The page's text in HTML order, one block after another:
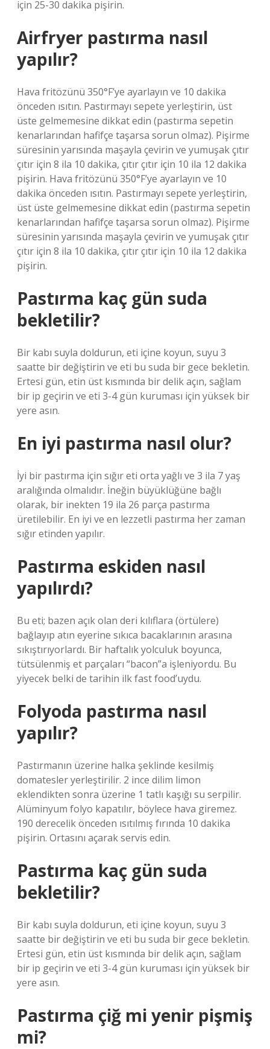
için 25-30 dakika pişirin.
Airfryer pastırma nasıl
yapılır?
Hava fritözünü 350°F’ye ayarlayın ve 10 dakika
önceden ısıtın. Pastırmayı sepete yerleştirin, üst
üste gelmemesine dikkat edin (pastırma sepetin
kenarlarından hafifçe taşarsa sorun olmaz). Pişirme
süresinin yarısında maşayla çevirin ve yumuşak çıtır
çıtır için 8 ila 10 dakika, çıtır çıtır için 10 ila 12 dakika
pişirin. Hava fritözünü 350°F’ye ayarlayın ve 10
dakika önceden ısıtın. Pastırmayı sepete yerleştirin,
üst üste gelmemesine dikkat edin (pastırma sepetin
kenarlarından hafifçe taşarsa sorun olmaz). Pişirme
süresinin yarısında maşayla çevirin ve yumuşak çıtır
çıtır için 8 ila 10 dakika, çıtır çıtır için 10 ila 12 dakika
pişirin.
Pastırma kaç gün suda
bekletilir?
Bir kabı suyla doldurun, eti içine koyun, suyu 3
saatte bir değiştirin ve eti bu suda bir gece bekletin.
Ertesi gün, etin üst kısmında bir delik açın, sağlam
bir ip geçirin ve eti 3-4 gün kuruması için yüksek bir
yere asın.
En iyi pastırma nasıl olur?
İyi bir pastırma için sığır eti orta yağlı ve 3 ila 7 yaş
aralığında olmalıdır. İneğin büyüklüğüne bağlı
olarak, bir inekten 19 ila 26 parça pastırma
üretilebilir. En iyi ve en lezzetli pastırma her zaman
sığır etinden yapılır.
Pastırma eskiden nasıl
yapılırdı?
Bu eti; bazen açık olan deri kılıflara (örtülere)
bağlayıp atın eyerine sıkıca bacaklarının arasına
sıkıştırıyorlardı. Bir haftalık yolculuk boyunca,
tütsülenmiş et parçaları “bacon”a işleniyordu. Bu
yiyecek belki de tarihin ilk fast food’uydu.
Folyoda pastırma nasıl
yapılır?
Pastırmanın üzerine halka şeklinde kesilmiş
domatesler yerleştirilir. 2 ince dilim limon
eklendikten sonra üzerine 1 tatlı kaşığı su serpilir.
Alüminyum folyo kapatılır, böylece hava giremez.
190 derecelik önceden ısıtılmış fırında 10 dakika
pişirin. Ortasını açarak servis edin.
Pastırma kaç gün suda
bekletilir?
Bir kabı suyla doldurun, eti içine koyun, suyu 3
saatte bir değiştirin ve eti bu suda bir gece bekletin.
Ertesi gün, etin üst kısmında bir delik açın, sağlam
bir ip geçirin ve eti 3-4 gün kuruması için yüksek bir
yere asın.
Pastırma çiğ mi yenir pişmiş
mi?